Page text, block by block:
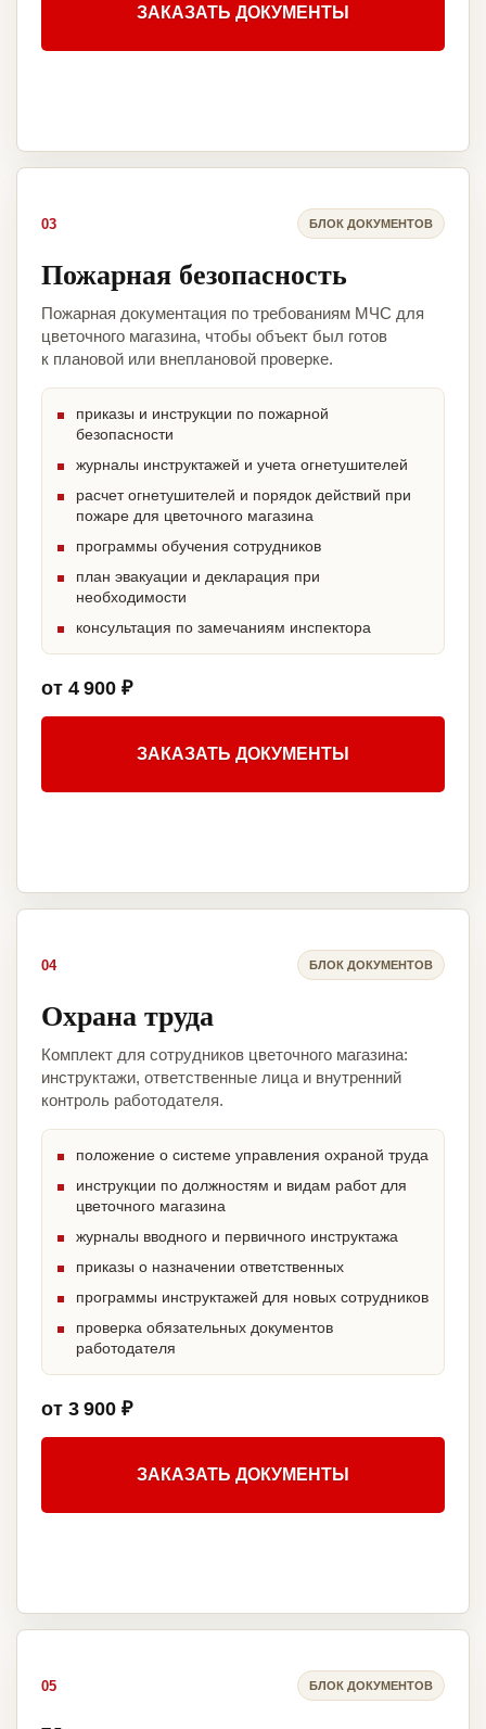
ЗАКАЗАТЬ ДОКУМЕНТЫ
03 БЛОК ДОКУМЕНТОВ
Пожарная безопасность
Пожарная документация по требованиям МЧС для
цветочного магазина, чтобы объект был готов
к плановой или внеплановой проверке.
приказы и инструкции по пожарной
безопасности
журналы инструктажей и учета огнетушителей
расчет огнетушителей и порядок действий при
пожаре для цветочного магазина
программы обучения сотрудников
план эвакуации и декларация при
необходимости
консультация по замечаниям инспектора
от 4 900 ₽
ЗАКАЗАТЬ ДОКУМЕНТЫ
04 БЛОК ДОКУМЕНТОВ
Охрана труда
Комплект для сотрудников цветочного магазина:
инструктажи, ответственные лица и внутренний
контроль работодателя.
положение о системе управления охраной труда
инструкции по должностям и видам работ для
цветочного магазина
журналы вводного и первичного инструктажа
приказы о назначении ответственных
программы инструктажей для новых сотрудников
проверка обязательных документов
работодателя
от 3 900 ₽
ЗАКАЗАТЬ ДОКУМЕНТЫ
05 БЛОК ДОКУМЕНТОВ